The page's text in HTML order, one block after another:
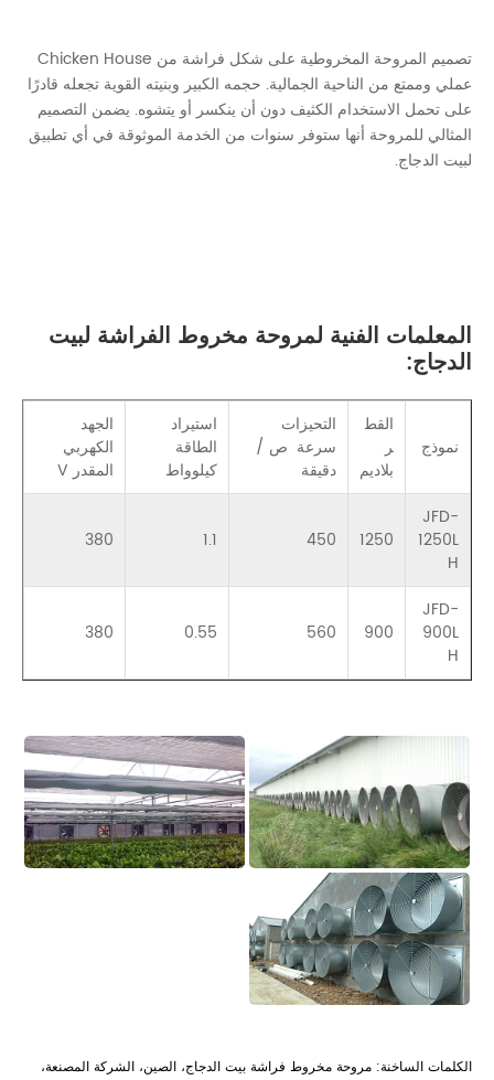
تصميم المروحة المخروطية على شكل فراشة من Chicken House
عملي وممتع من الناحية الجمالية. حجمه الكبير وبنيته القوية تجعله قادرًا
على تحمل الاستخدام الكثيف دون أن ينكسر أو يتشوه. يضمن التصميم
المثالي للمروحة أنها ستوفر سنوات من الخدمة الموثوقة في أي تطبيق
لبيت الدجاج.
المعلمات الفنية لمروحة مخروط الفراشة لبيت
الدجاج:
نموذج
القط
ر
بلاديم
التحيزات
سرعة ص /
دقيقة
استيراد
الطاقة
كيلوواط
الجهد
الكهربي
المقدر V
JFD-
1250L
H
1250
450
1.1
380
JFD-
900L
H
900
560
0.55
380
الكلمات الساخنة: مروحة مخروط فراشة بيت الدجاج، الصين، الشركة المصنعة،